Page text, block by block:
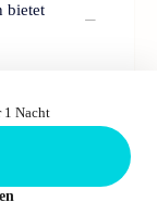
bietet
1 Nacht